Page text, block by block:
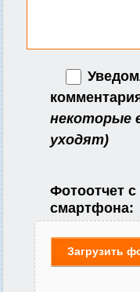
некоторые
уходят)
Фотоотчет
смартфона:
Загрузить